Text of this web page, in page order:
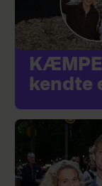
kendte